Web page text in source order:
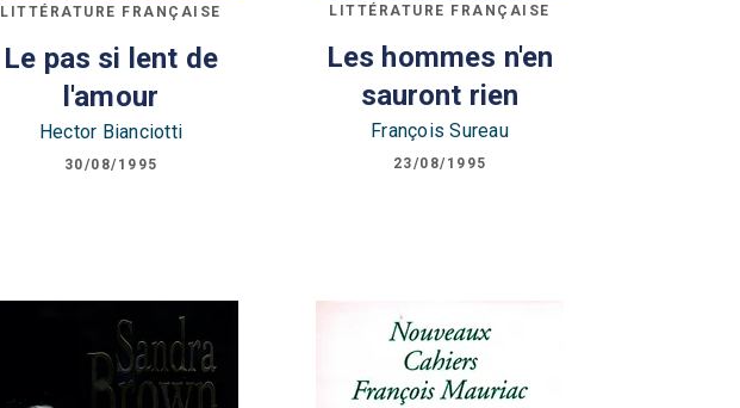
LITTÉRATURE FRANÇAISE
Le pas si lent de
l'amour
Hector Bianciotti
30/08/1995
LITTÉRATURE FRANÇAISE
Les hommes n'en
sauront rien
François Sureau
23/08/1995